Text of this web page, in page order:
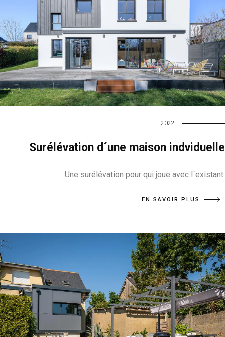
2022
Surélévation d´une maison indviduelle
Une surélévation pour qui joue avec l´existant.
EN SAVOIR PLUS